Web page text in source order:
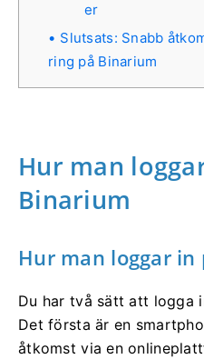
er
Slutsats: Snabb
ring på Binarium
Hur man
Binarium
Hur man loggar
Du har två sätt att logga
Det första är en
åtkomst via en